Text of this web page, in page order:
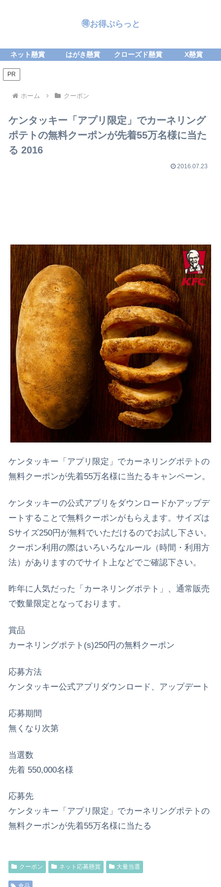
🉐お得ぷらっと
ネット懸賞 はがき懸賞 クローズド懸賞 X懸賞
PR
ホーム クーポン
ケンタッキー「アプリ限定」でカーネリング
ポテトの無料クーポンが先着55万名様に当た
る 2016
2016.07.23
ケンタッキー「アプリ限定」でカーネリングポテトの
無料クーポンが先着55万名様に当たるキャンペーン。
ケンタッキーの公式アプリをダウンロードかアップデ
ートすることで無料クーポンがもらえます。サイズは
Sサイズ250円が無料でいただけるのでお試し下さい。
クーポン利用の際はいろいろなルール（時間・利用方
法）がありますのでサイト上などでご確認下さい。
昨年に人気だった「カーネリングポテト」、通常販売
で数量限定となっております。
賞品
カーネリングポテト(s)250円の無料クーポン
応募方法
ケンタッキー公式アプリダウンロード、アップデート
応募期間
無くなり次第
当選数
先着 550,000名様
応募先
ケンタッキー「アプリ限定」でカーネリングポテトの
無料クーポンが先着55万名様に当たる
クーポン ネット応募懸賞 大量当選